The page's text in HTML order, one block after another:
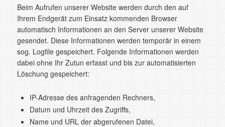
Beim Aufrufen unserer Website werden durch den auf
Ihrem Endgerät zum Einsatz kommenden Browser
automatisch Informationen an den Server unserer Website
gesendet. Diese Informationen werden temporär in einem
sog. Logfile gespeichert. Folgende Informationen werden
dabei ohne Ihr Zutun erfasst und bis zur automatisierten
Löschung gespeichert:
IP-Adresse des anfragenden Rechners,
Datum und Uhrzeit des Zugriffs,
Name und URL der abgerufenen Datei,